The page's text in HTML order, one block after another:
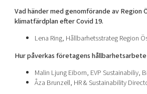
Vad händer med genomförande av Region
klimatfärdplan efter Covid 19.
Lena Ring, Hållbarhetsstrateg Region
Hur påverkas företagens
Malin Ljung Eiborn, EVP Sustainabiliy,
Åza Brunzell, HR & Sustainability